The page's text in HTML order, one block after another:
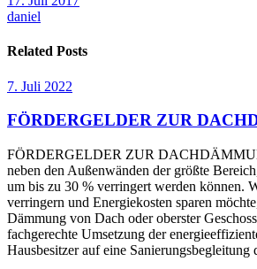
daniel
Related Posts
7. Juli 2022
FÖRDERGELDER ZUR
FÖRDERGELDER ZUR
neben den Außenwänden der größte
um bis zu 30 % verringert werden können.
verringern und Energiekosten sparen
Dämmung von Dach oder oberster
fachgerechte Umsetzung der
Hausbesitzer auf eine